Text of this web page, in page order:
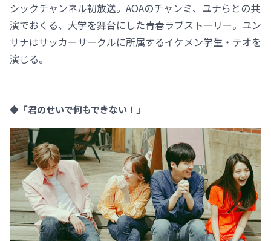
シックチャンネル初放送。AOAのチャンミ、ユナらとの共
演でおくる、大学を舞台にした青春ラブストーリー。ユン
サナはサッカーサークルに所属するイケメン学生・テオを
演じる。
◆「君のせいで何もできない！」